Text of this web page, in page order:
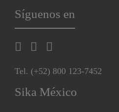
Síguenos en
Tel. (+52) 800 123-7452
Sika México